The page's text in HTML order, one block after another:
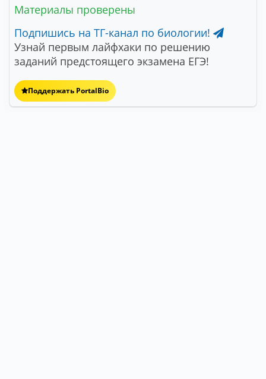
Материалы проверены
Подпишись на ТГ-канал по биологии!
Узнай первым лайфхаки по решению
заданий предстоящего экзамена ЕГЭ!
Поддержать PortalBio